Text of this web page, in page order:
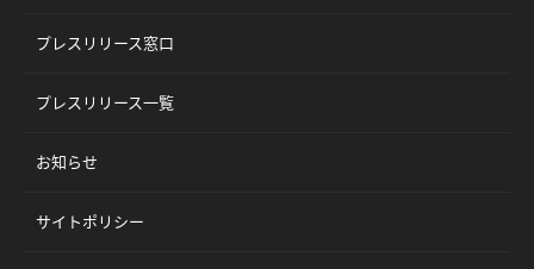
プレスリリース窓口
プレスリリース一覧
お知らせ
サイトポリシー